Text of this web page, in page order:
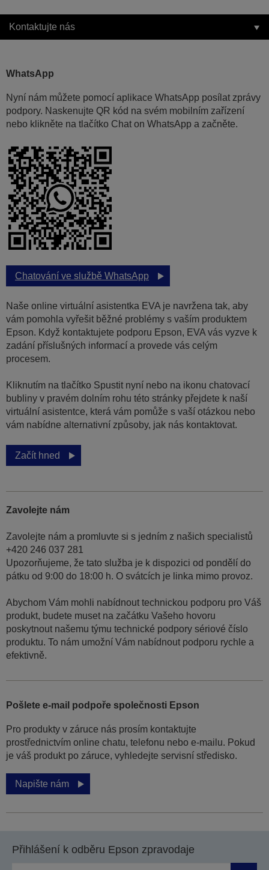
Kontaktujte nás
WhatsApp
Nyní nám můžete pomocí aplikace WhatsApp posílat zprávy
podpory. Naskenujte QR kód na svém mobilním zařízení
nebo klikněte na tlačítko Chat on WhatsApp a začněte.
Chatování ve službě WhatsApp
Naše online virtuální asistentka EVA je navržena tak, aby
vám pomohla vyřešit běžné problémy s vaším produktem
Epson. Když kontaktujete podporu Epson, EVA vás vyzve k
zadání příslušných informací a provede vás celým
procesem.
Kliknutím na tlačítko Spustit nyní nebo na ikonu chatovací
bubliny v pravém dolním rohu této stránky přejdete k naší
virtuální asistentce, která vám pomůže s vaší otázkou nebo
vám nabídne alternativní způsoby, jak nás kontaktovat.
Začít hned
Zavolejte nám
Zavolejte nám a promluvte si s jedním z našich specialistů
+420 246 037 281
Upozorňujeme, že tato služba je k dispozici od pondělí do
pátku od 9:00 do 18:00 h. O svátcích je linka mimo provoz.
Abychom Vám mohli nabídnout technickou podporu pro Váš
produkt, budete muset na začátku Vašeho hovoru
poskytnout našemu týmu technické podpory sériové číslo
produktu. To nám umožní Vám nabídnout podporu rychle a
efektivně.
Pošlete e-mail podpoře společnosti Epson
Pro produkty v záruce nás prosím kontaktujte
prostřednictvím online chatu, telefonu nebo e-mailu. Pokud
je váš produkt po záruce, vyhledejte servisní středisko.
Napište nám
Přihlášení k odběru Epson zpravodaje